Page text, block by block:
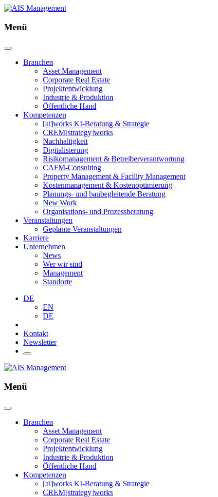
Menü
Branchen
Asset Management
Corporate Real Estate
Projektentwicklung
Industrie & Produktion
Öffentliche Hand
Kompetenzen
[ai]works KI-Beratung & Strategie
CREM[strategy]works
Nachhaltigkeit
Digitalisierung
Risikomanagement & Betreiberverantwortung
CAFM-Consulting
Property Management & Facility Management
Kostenmanagement & Kostenoptimierung
Planungs- und baubegleitende Beratung
New Work
Organisations- und Prozessberatung
Veranstaltungen
Geplante Veranstaltungen
Karriere
Unternehmen
News
Wer wir sind
Management
Standorte
DE
EN
DE
Kontakt
Newsletter
Menü
Branchen
Asset Management
Corporate Real Estate
Projektentwicklung
Industrie & Produktion
Öffentliche Hand
Kompetenzen
[ai]works KI-Beratung & Strategie
CREM[strategy]works